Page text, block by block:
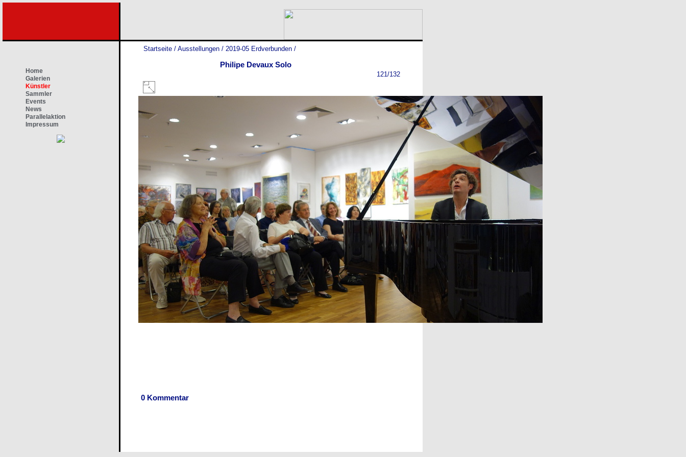
Home
Galerien
Künstler
Sammler
Events
News
Parallelaktion
Impressum
Startseite / Ausstellungen / 2019-05 Erdverbunden /
Philipe Devaux Solo
121/132
0 Kommentar